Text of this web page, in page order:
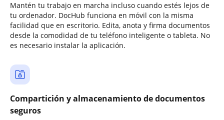
Mantén tu trabajo en marcha incluso cuando estés lejos de
tu ordenador. DocHub funciona en móvil con la misma
facilidad que en escritorio. Edita, anota y firma documentos
desde la comodidad de tu teléfono inteligente o tableta. No
es necesario instalar la aplicación.
Compartición y almacenamiento de documentos
seguros